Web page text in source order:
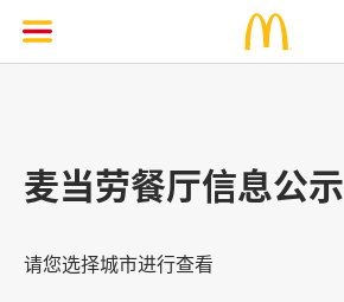
麦当劳餐厅信息公示
请您选择城市进行查看